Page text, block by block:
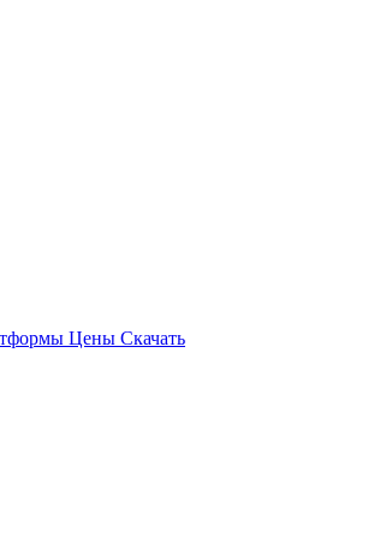
Цены Скачать